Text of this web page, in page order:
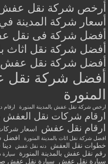
أرخص شركة نقل
أسعار شركة المدينة
أفضل شركة فى نقل
أفضل شركة نقل اثاث
أفضل شركة نقل عفش
أفضل شركة نقل
المنورة
ارخص شركة نقل عفش بالمدينة المنورة
ارقام شركات نقل العفش
ارقام نقل عفش اسعار
افضل شركة نقل اثاث بالمدينة المنورة
افضل
خطوات نقل العفش
دنه نقل عفش
رقم نقل عفش بالمدينة المنورة
سيارة
سيارة نقل عفش سيارة نقل عفش